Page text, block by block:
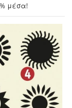
μέσα!